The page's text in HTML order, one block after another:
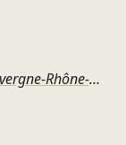
Edgar Moreau et l'Orchestre national Auvergne-Rhône-Alpes – Schubert et l'étreinte du destin